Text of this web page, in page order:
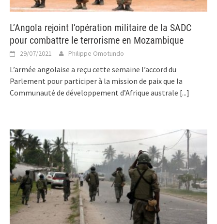
L’Angola rejoint l’opération militaire de la SADC
pour combattre le terrorisme en Mozambique
29/07/2021 Philippe Omotundo
L’armée angolaise a reçu cette semaine l’accord du
Parlement pour participer à la mission de paix que la
Communauté de développement d’Afrique australe [...]